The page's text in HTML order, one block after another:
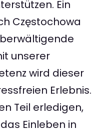
Ein
Częstochowa
unserer
wird dieser
Erlebnis.
Teil erledigen,
Einleben in